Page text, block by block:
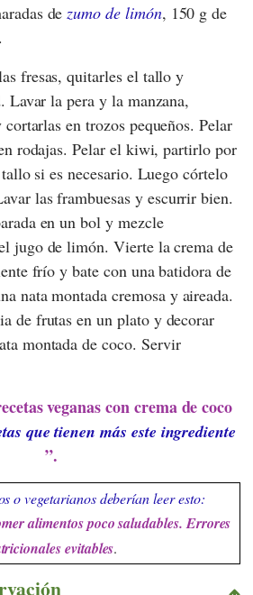
dezumo de limón, 150 g de
fresas, quitarles el tallo y
la pera y la manzana,
en trozos pequeños. Pelar
rodajas. Pelar el kiwi, partirlo por
si es necesario. Luego córtelo
las frambuesas y escurrir bien.
en un bol y mezcle
jugo de limón. Vierte la crema de
frío y bate con una batidora de
nata montada cremosa y aireada.
de frutas en un plato y decorar
montada de coco. Servir
veganas con crema de coco
que tienen más este ingrediente
”.
o vegetarianos deberían leer esto:
alimentos poco saludables. Errores
evitables.